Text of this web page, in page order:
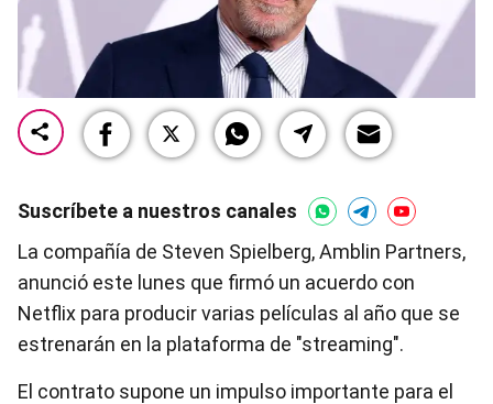
Suscríbete a nuestros canales
La compañía de Steven Spielberg, Amblin Partners,
anunció este lunes que firmó un acuerdo con
Netflix para producir varias películas al año que se
estrenarán en la plataforma de "streaming".
El contrato supone un impulso importante para el